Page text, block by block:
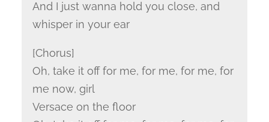
And I just wanna hold you close, and
whisper in your ear
[Chorus]
Oh, take it off for me, for me, for me, for
me now, girl
Versace on the floor